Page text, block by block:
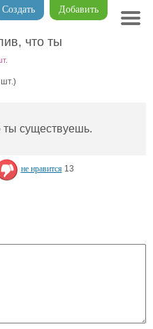
Добавить
Создать
что ты
ты существуешь.
не нравится 13